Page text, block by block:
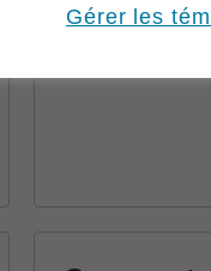
Gérer les